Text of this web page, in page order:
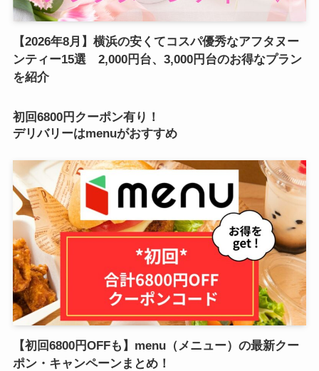
【2026年8月】横浜の安くてコスパ優秀なアフタヌー
ンティー15選 2,000円台、3,000円台のお得なプラン
を紹介
初回6800円クーポン有り！
デリバリーはmenuがおすすめ
【初回6800円OFFも】menu（メニュー）の最新クー
ポン・キャンペーンまとめ！